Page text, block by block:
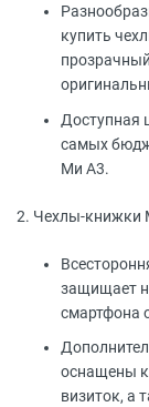
купить
Доступная
самых
Ми А3.
2. Чехлы-книжки
защищает
смартфона
оснащены
визиток, а